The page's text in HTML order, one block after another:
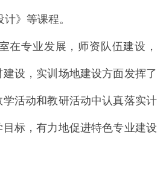
》等课程。
在专业发展，师资队伍建设，
设，实训场地建设方面发挥了
活动和教研活动中认真落实计
标，有力地促进特色专业建设